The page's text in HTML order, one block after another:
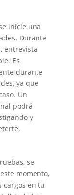
inicie una
Durante
entrevista
Es
durante
ya que
Un
podrá
y
se
momento,
cargos en tu